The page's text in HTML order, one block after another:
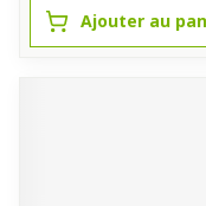
Ajouter au